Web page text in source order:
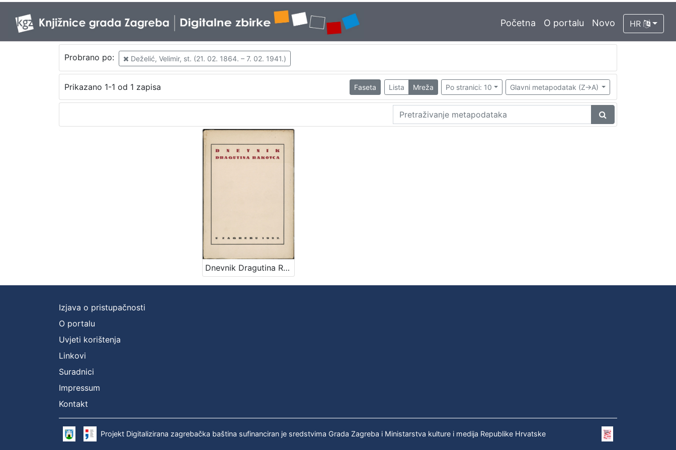
Početna O portalu Novo HR
Probrano po: Deželić, Velimir, st. (21. 02. 1864. – 7. 02. 1941.)
Prikazano 1-1 od 1 zapisa Faseta Lista Mreža Po stranici: 10 Glavni metapodatak (Z->A)
Dnevnik Dragutina Rakovca / priopćili E. Laszowski i V. Deželić st.
Izjava o pristupačnosti
O portalu
Uvjeti korištenja
Linkovi
Suradnici
Impressum
Kontakt
Projekt Digitalizirana zagrebačka baština sufinanciran je sredstvima Grada Zagreba i Ministarstva kulture i medija Republike Hrvatske